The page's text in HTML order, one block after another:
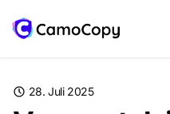
28. Juli 2025